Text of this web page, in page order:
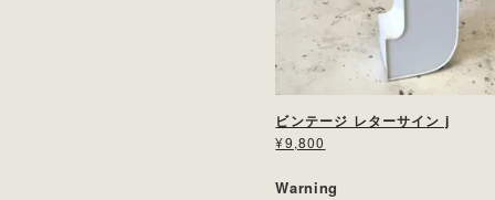
ビンテージ レターサイン j
¥9,800
Warning